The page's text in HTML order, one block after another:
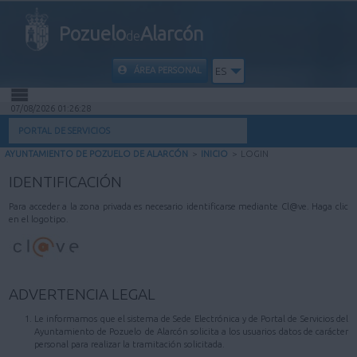
PozuelodeAlarcón
ÁREA PERSONAL ES
INICIO
MI CARPETA
INFORMACIÓN MUNICIPAL
AYUDA
07/08/2026 01:26:28
PORTAL DE SERVICIOS
AYUNTAMIENTO DE POZUELO DE ALARCÓN > INICIO > LOGIN
IDENTIFICACIÓN
Para acceder a la zona privada es necesario identificarse mediante Cl@ve. Haga clic
en el logotipo.
ADVERTENCIA LEGAL
Le informamos que el sistema de Sede Electrónica y de Portal de Servicios del
Ayuntamiento de Pozuelo de Alarcón solicita a los usuarios datos de carácter
personal para realizar la tramitación solicitada.